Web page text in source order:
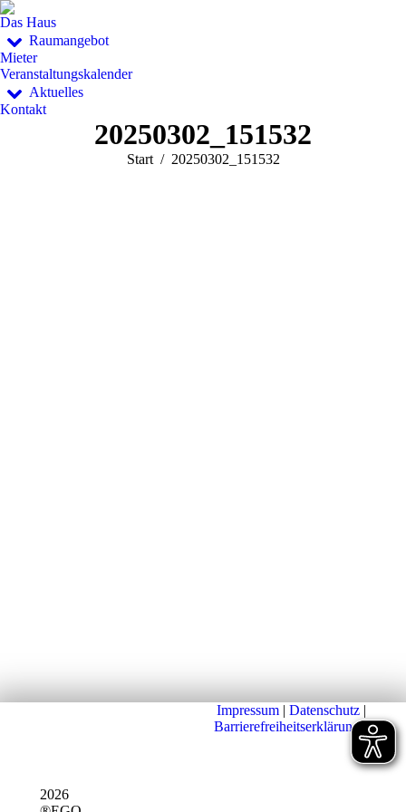
Das Haus
Raumangebot
Mieter
Veranstaltungskalender
Aktuelles
Kontakt
20250302_151532
Sie befinden sich hier:
Start 20250302_151532
2026
Impressum | Datenschutz |
Barrierefreiheitserklärung|